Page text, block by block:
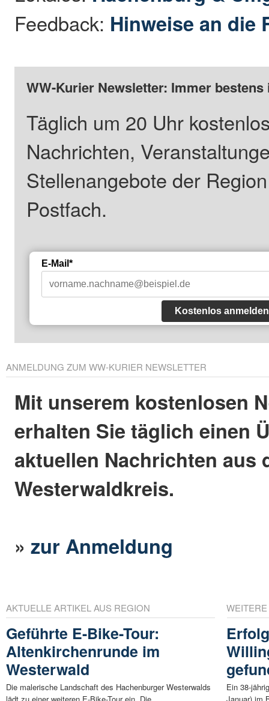
Feedback: Hinweise an die
WW-Kurier Newsletter: Immer
Täglich um 20 Uhr
Nachrichten,
Stellenangebote der
Postfach.
E-Mail*
Kostenlos anmelden
ANMELDUNG ZUM WW-KURIER NEWSLETTER
Mit unserem kostenlosen
erhalten Sie täglich einen
aktuellen Nachrichten aus
Westerwaldkreis.
»zur Anmeldung
AKTUELLE ARTIKEL AUS REGION
Geführte E-Bike-Tour:
Altenkirchenrunde im
Westerwald
Die malerische Landschaft des Hachenburger Westerwalds
Ein 38-